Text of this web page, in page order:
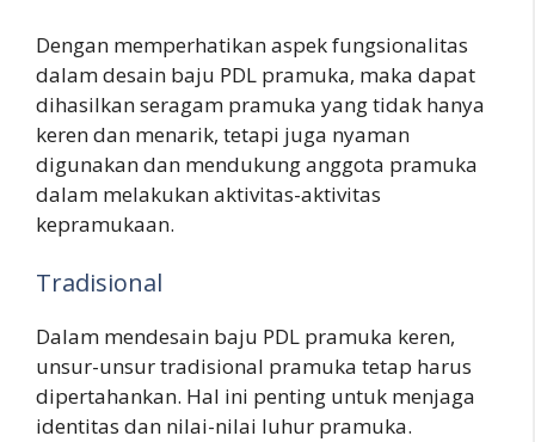
Dengan memperhatikan aspek fungsionalitas
dalam desain baju PDL pramuka, maka dapat
dihasilkan seragam pramuka yang tidak hanya
keren dan menarik, tetapi juga nyaman
digunakan dan mendukung anggota pramuka
dalam melakukan aktivitas-aktivitas
kepramukaan.
Tradisional
Dalam mendesain baju PDL pramuka keren,
unsur-unsur tradisional pramuka tetap harus
dipertahankan. Hal ini penting untuk menjaga
identitas dan nilai-nilai luhur pramuka.